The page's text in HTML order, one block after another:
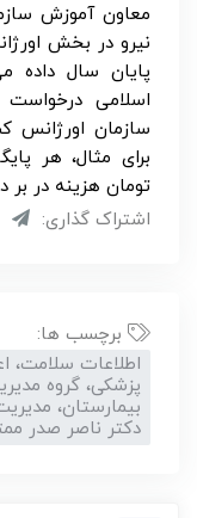
معاون آموزش
نیرو در بخش
پایان سال داده
اسلامی
سازمان اورژانس
تومان هزینه در بر
اشتراک گذاری:
برچسب ها:
اطلاعات سلامت،
پزشکی، گروه
بیمارستان،
دکتر ناصر صدر